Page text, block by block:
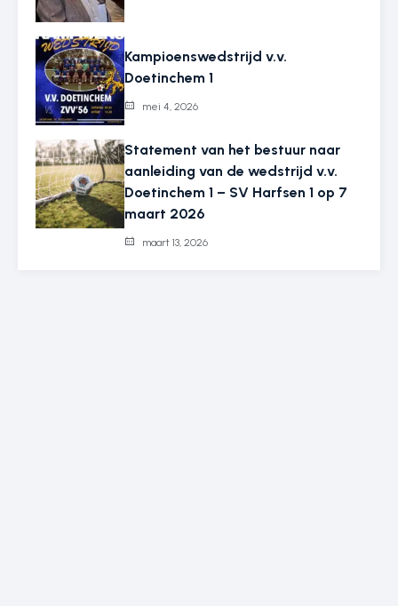
Kampioenswedstrijd v.v.
Doetinchem 1
mei 4, 2026
Statement van het bestuur naar
aanleiding van de wedstrijd v.v.
Doetinchem 1 – SV Harfsen 1 op 7
maart 2026
maart 13, 2026